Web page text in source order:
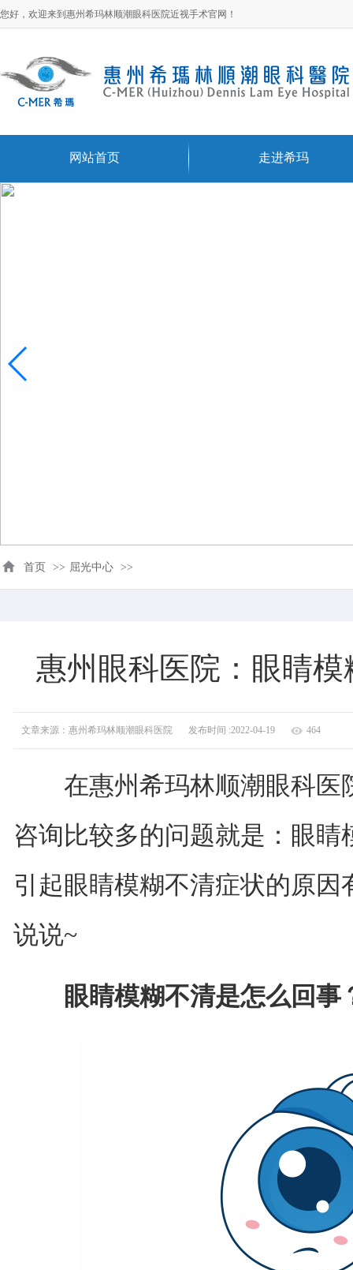
您好，欢迎来到惠州希玛林顺潮眼科医院近视手术官网！
网站首页 走进希玛
首页 >> 屈光中心 >>
惠州眼科医院：眼睛
文章来源：惠州希玛林顺潮眼科医院 发布时间 :2022-04-19 464
在惠州希玛林顺潮眼科医
咨询比较多的问题就是：眼
引起眼睛模糊不清症状的原
说说~
眼睛模糊不清是怎么回事